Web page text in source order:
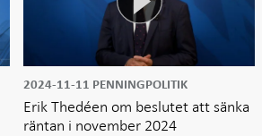
2024-11-11 PENNINGPOLITIK
Erik Thedéen om beslutet att sänka
räntan i november 2024